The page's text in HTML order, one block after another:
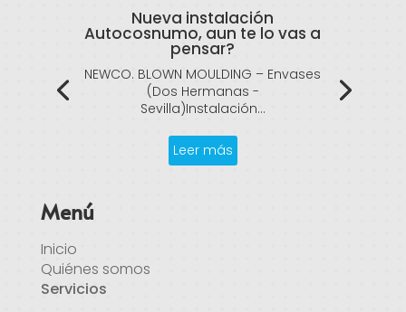
Nueva instalación
Autocosnumo, aun te lo vas a
pensar?
NEWCO. BLOWN MOULDING – Envases
(Dos Hermanas -
Sevilla)Instalación...
Leer más
Menú
Inicio
Quiénes somos
Servicios